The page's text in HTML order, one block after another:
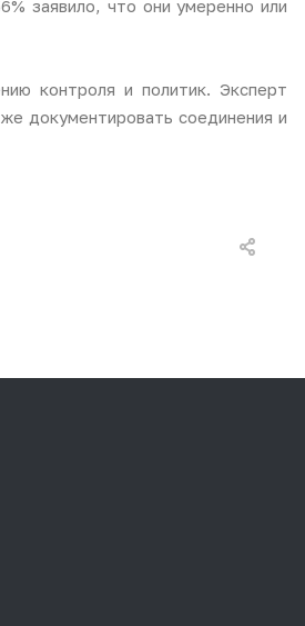
заявило, что они умеренно или
контроля и политик. Эксперт
документировать соединения и